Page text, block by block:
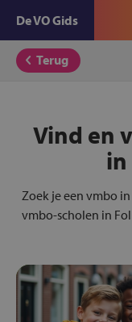
De VO Gids
Terug
Vind en
in
Zoek je een vmbo
vmbo-scholen in